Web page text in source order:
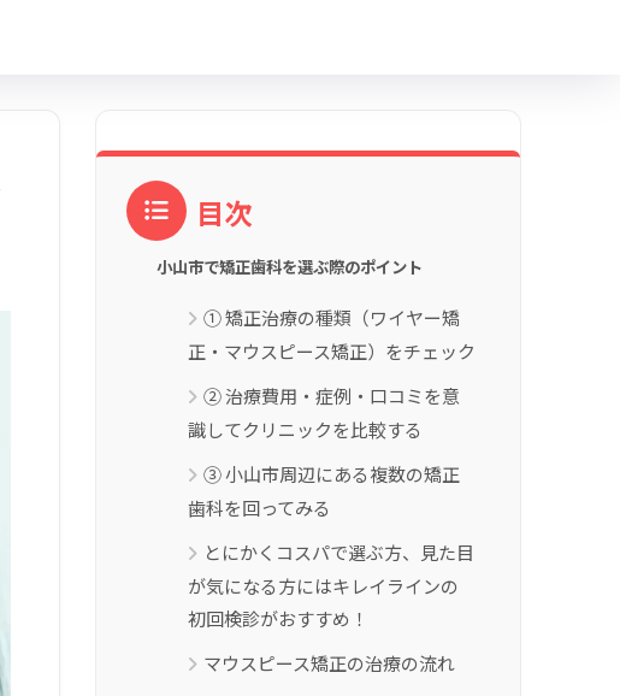
目次
小山市で矯正歯科を選ぶ際のポイント
① 矯正治療の種類（ワイヤー矯
正・マウスピース矯正）をチェック
② 治療費用・症例・口コミを意
識してクリニックを比較する
③ 小山市周辺にある複数の矯正
歯科を回ってみる
とにかくコスパで選ぶ方、見た目
が気になる方にはキレイラインの
初回検診がおすすめ！
マウスピース矯正の治療の流れ